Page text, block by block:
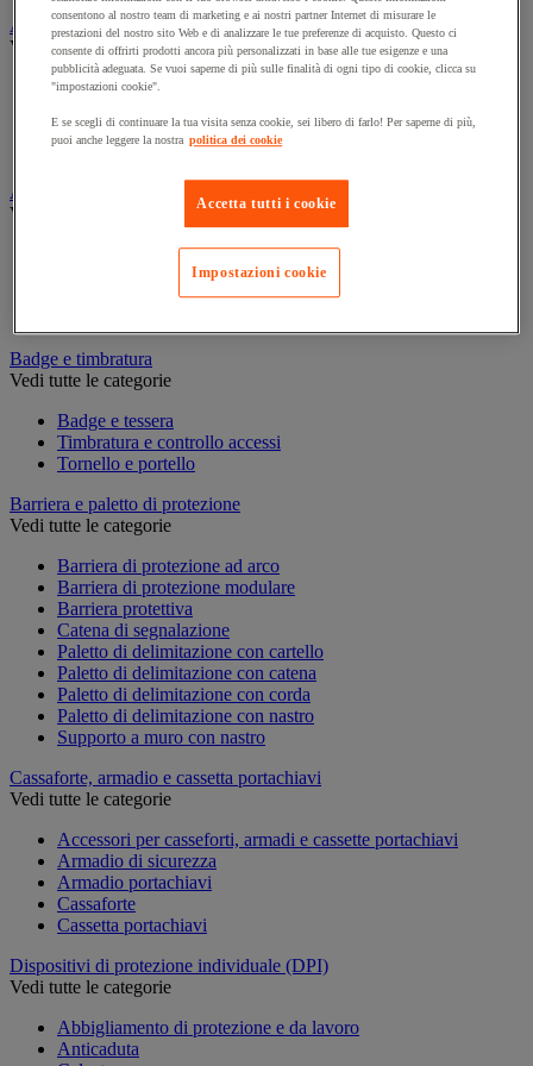
Assorbente industriale
Vedi tutte le categorie
Assorbente
perdite
Contenitore e solvente per sgrassaggio
Attrezzatura e mobili per studi medici
Vedi tutte le categorie
Armadietto pronto soccorso
Lettino, paravento e sedia per studi medici
Materiale per diagnosi di medicina generale
Badge e timbratura
Vedi tutte le categorie
Badge e tessera
Timbratura e controllo accessi
Tornello e portello
Barriera e paletto di protezione
Vedi tutte le categorie
Barriera di protezione ad arco
Barriera di protezione modulare
Barriera protettiva
Catena di segnalazione
Paletto di delimitazione con cartello
Paletto di delimitazione con catena
Paletto di delimitazione con corda
Paletto di delimitazione con nastro
Supporto a muro con nastro
Cassaforte, armadio e cassetta portachiavi
Vedi tutte le categorie
Accessori per casseforti, armadi e cassette portachiavi
Armadio di sicurezza
Armadio portachiavi
Cassaforte
Cassetta portachiavi
Dispositivi di protezione individuale (DPI)
Vedi tutte le categorie
Abbigliamento di protezione e da lavoro
Anticaduta
consentono al nostro team di marketing e ai nostri partner Internet di misurare le
prestazioni del nostro sito Web e di analizzare le tue preferenze di acquisto. Questo ci
consente di offrirti prodotti ancora più personalizzati in base alle tue esigenze e una
pubblicità adeguata. Se vuoi saperne di più sulle finalità di ogni tipo di cookie, clicca su
"impostazioni cookie".
E se scegli di continuare la tua visita senza cookie, sei libero di farlo! Per saperne di più,
puoi anche leggere la nostra politica dei cookie
Accetta tutti i cookie
Impostazioni cookie